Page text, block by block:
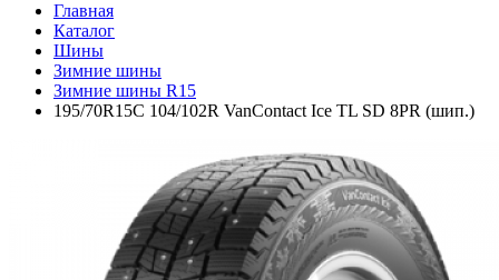
Главная
Каталог
Шины
Зимние шины
Зимние шины R15
195/70R15C 104/102R VanContact Ice TL SD 8PR (шип.)